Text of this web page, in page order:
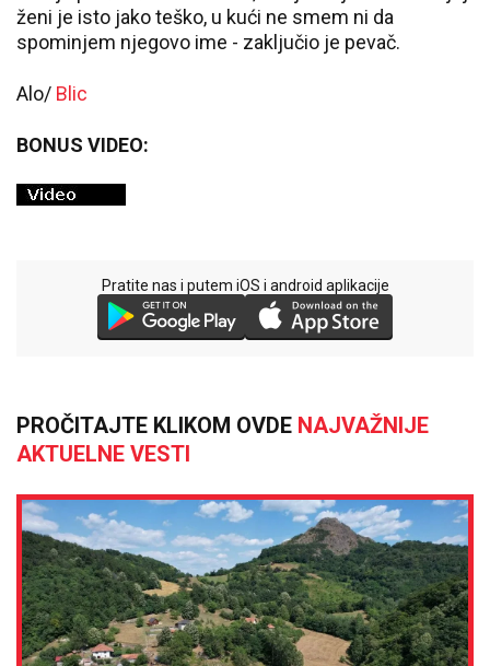
ženi je isto jako teško, u kući ne smem ni da
spominjem njegovo ime - zaključio je pevač.
Alo/ Blic
BONUS VIDEO:
Pratite nas i putem iOS i android aplikacije
PROČITAJTE KLIKOM OVDE NAJVAŽNIJE
AKTUELNE VESTI